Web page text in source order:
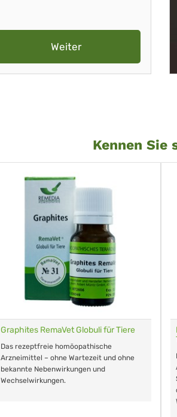
Weiter
Kennen Sie
Graphites RemaVet Globuli für Tiere
Das rezeptfreie homöopathische
Arzneimittel – ohne Wartezeit und ohne
bekannte Nebenwirkungen und
Wechselwirkungen.